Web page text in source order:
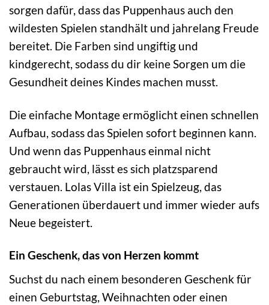
sorgen dafür, dass das Puppenhaus auch den
wildesten Spielen standhält und jahrelang Freude
bereitet. Die Farben sind ungiftig und
kindgerecht, sodass du dir keine Sorgen um die
Gesundheit deines Kindes machen musst.
Die einfache Montage ermöglicht einen schnellen
Aufbau, sodass das Spielen sofort beginnen kann.
Und wenn das Puppenhaus einmal nicht
gebraucht wird, lässt es sich platzsparend
verstauen. Lolas Villa ist ein Spielzeug, das
Generationen überdauert und immer wieder aufs
Neue begeistert.
Ein Geschenk, das von Herzen kommt
Suchst du nach einem besonderen Geschenk für
einen Geburtstag, Weihnachten oder einen